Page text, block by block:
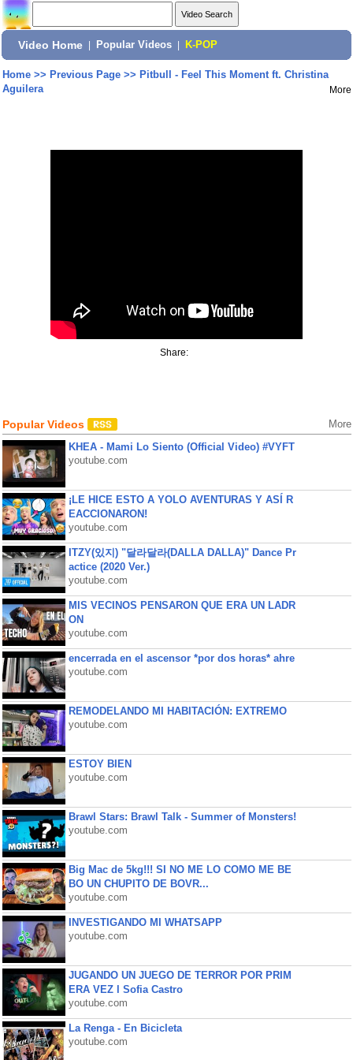
Video Home Popular Videos K-POP
Home>> Previous Page>> Pitbull - Feel This Moment ft. Christina
Aguilera
More
Share:
Popular Videos More
KHEA - Mami Lo Siento (Official Video) #VYFT
youtube.com
¡LE HICE ESTO A YOLO AVENTURAS Y ASÍ R
EACCIONARON!
youtube.com
ITZY(있지) "달라달라(DALLA DALLA)" Dance Pr
actice (2020 Ver.)
youtube.com
MIS VECINOS PENSARON QUE ERA UN LADR
ON
youtube.com
encerrada en el ascensor *por dos horas* ahre
youtube.com
REMODELANDO MI HABITACIÓN: EXTREMO
youtube.com
ESTOY BIEN
youtube.com
Brawl Stars: Brawl Talk - Summer of Monsters!
youtube.com
Big Mac de 5kg!!! SI NO ME LO COMO ME BE
BO UN CHUPITO DE BOVR...
youtube.com
INVESTIGANDO MI WHATSAPP
youtube.com
JUGANDO UN JUEGO DE TERROR POR PRIM
ERA VEZ l Sofia Castro
youtube.com
La Renga - En Bicicleta
youtube.com